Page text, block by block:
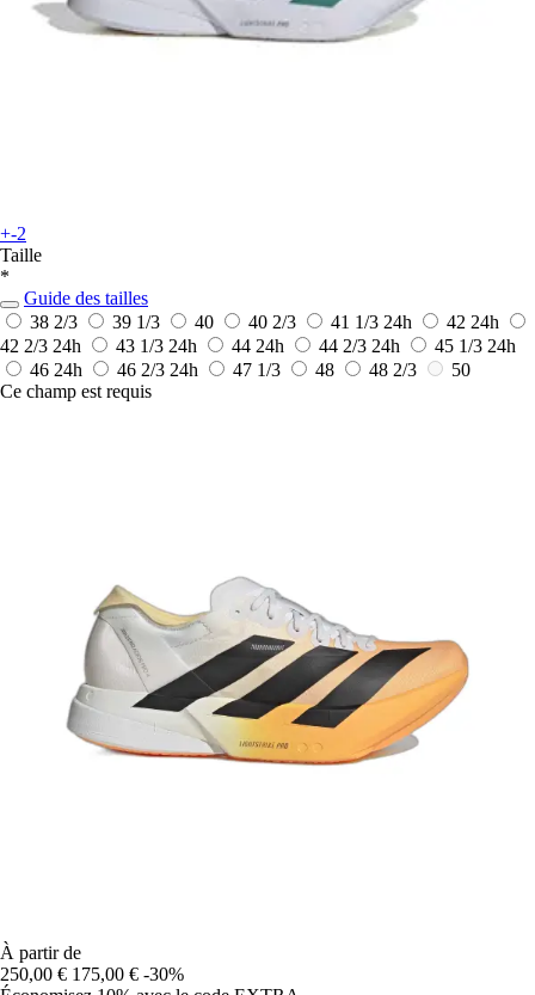
+-2
Taille
*
Guide des tailles
38 2/3
39 1/3 40 40 2/3 41 1/3 24h 42 24h
42 2/3 24h 43 1/3 24h 44 24h 44 2/3 24h 45 1/3 24h
46 24h 46 2/3 24h 47 1/3 48 48 2/3
50
Ce champ est requis
À partir de
250,00 € 175,00 € -30%